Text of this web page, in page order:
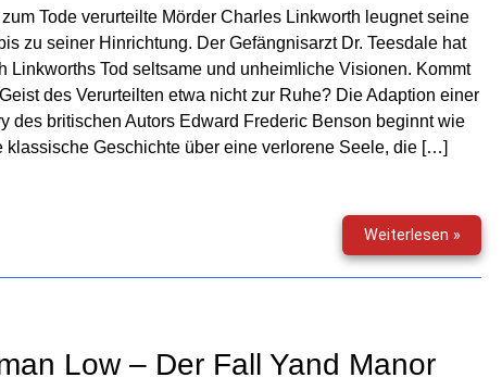
zum Tode verurteilte Mörder Charles Linkworth leugnet seine
zu seiner Hinrichtung. Der Gefängnisarzt Dr. Teesdale hat
Linkworths Tod seltsame und unheimliche Visionen. Kommt
des Verurteilten etwa nicht zur Ruhe? Die Adaption einer
des britischen Autors Edward Frederic Benson beginnt wie
klassische Geschichte über eine verlorene Seele, die […]
Weiterlesen »
(194)
–
Low – Der Fall Yand Manor